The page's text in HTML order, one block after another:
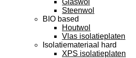
Glaswol
Steenwol
BIO based
Houtwol
Vlas isolatieplaten
Isolatiemateriaal hard
XPS isolatieplaten